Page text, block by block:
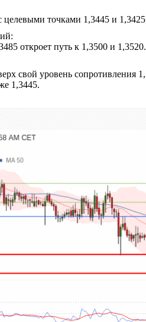
целевыми точками 1,3445 и
откроет путь к 1,3500 и 1,3520.
свой уровень сопротивления
1,3445.